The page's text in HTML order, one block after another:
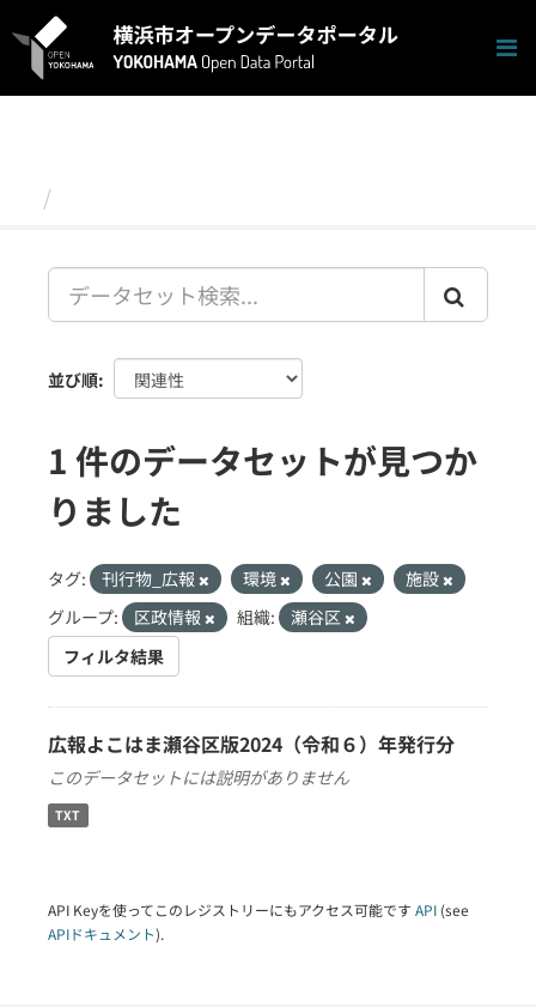
キ
並び順
1 件のデータセットが見つか
りました
タグ: 刊行物_広報 環境 公園
施設
グループ:
区政情報 組織:
瀬谷区
フィルタ結果
広報よこはま瀬谷区版2024（令和６）年発行分
このデータセットには説明がありません
TXT
API Keyを使ってこのレジストリーにもアクセス可能です API (see
APIドキュメント).